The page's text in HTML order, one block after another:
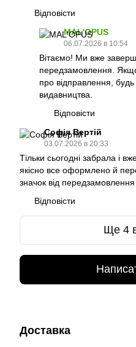
Відповісти
MAL'OPUS
06.07.2026 в 10:54
Вітаємо! Ми вже
передзамовлення.
про відправлення, будь
видавництва.
Відповісти
Софія Вертій
03.07.2026 в 20:33
Тільки сьогодні забрала і
якісно все оформлено й
значок від
Відповісти
Ще 4
Доставка